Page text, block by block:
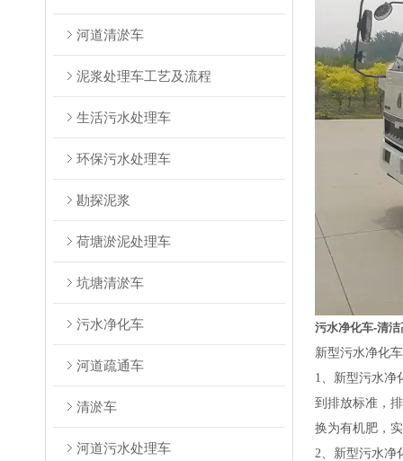
河道清淤车
泥浆处理车工艺及流程
生活污水处理车
环保污水处理车
勘探泥浆
荷塘淤泥处理车
坑塘清淤车
污水净化车
河道疏通车
清淤车
河道污水处理车
污水净化车-清洁
新型污水净化车
1、新型污水净
到排放标准，
换为有机肥，
2、新型污水净